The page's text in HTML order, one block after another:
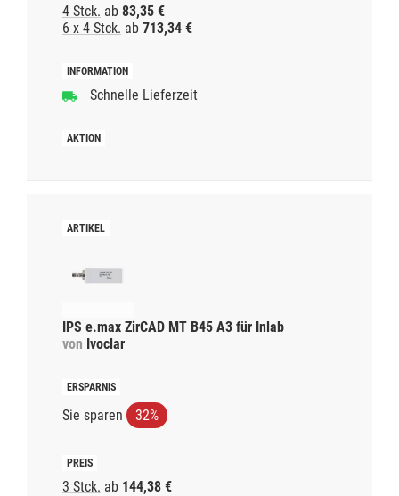
4 Stck. ab 83,35 €
6 x 4 Stck. ab 713,34 €
Schnelle Lieferzeit
IPS e.max ZirCAD MT B45 A3 für Inlab
von Ivoclar
Sie sparen 32%
3 Stck. ab 144,38 €